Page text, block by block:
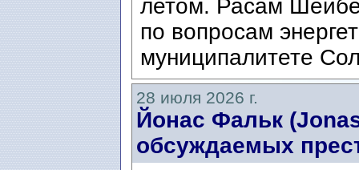
летом. Расам
по вопросам
муниципалитете
28 июля 2026 г.
Йонас Фальк
обсуждаемых